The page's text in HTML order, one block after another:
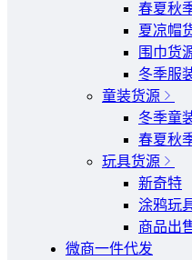
春夏秋
夏凉帽
围巾货
冬季服
童装货源
冬季童
春夏秋
玩具货源
新奇特
涂鸦玩
商品出
微商一件代发